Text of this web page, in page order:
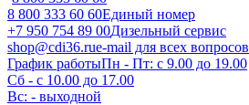
8 800 333 60 60Единый номер
+7 950 754 89 00Дизельный сервис
shop@cdi36.rue-mail для всех вопросов
График работыПн - Пт: с 9.00 до 19.00
Сб - с 10.00 до 17.00
Вс: - выходной